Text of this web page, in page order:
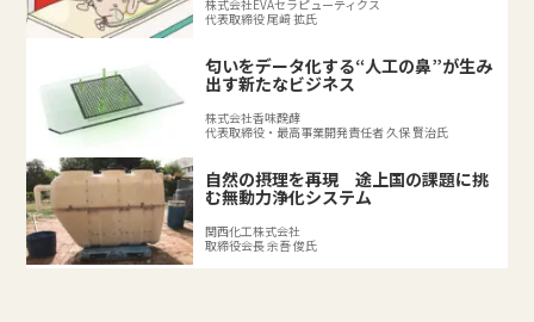
株式会社EVAセラピューティクス
代表取締役 尾﨑 拡氏
匂いをデータ化する“人工の鼻”が生み
出す新たなビジネス
株式会社香味醗酵
代表取締役・最高事業開発責任者 久保 賢治氏
自然の摂理を再現 途上国の課題に挑
む無動力浄化システム
関西化工株式会社
取締役会長 余吾 俊氏